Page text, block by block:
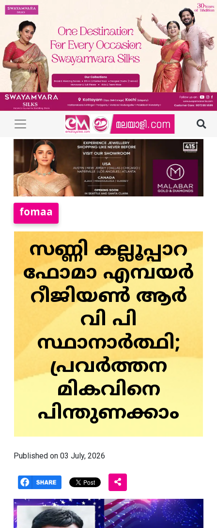
fomaa
സണ്ണി കല്ലൂപ്പാറ
ഫോമാ എമ്പയർ
റീജിയൺ ആർ
വി പി
സ്ഥാനാര്‍ത്ഥി;
പ്രവര്‍ത്തന
മികവിനെ
പിന്തുണക്കാം
Published on 03 July, 2026